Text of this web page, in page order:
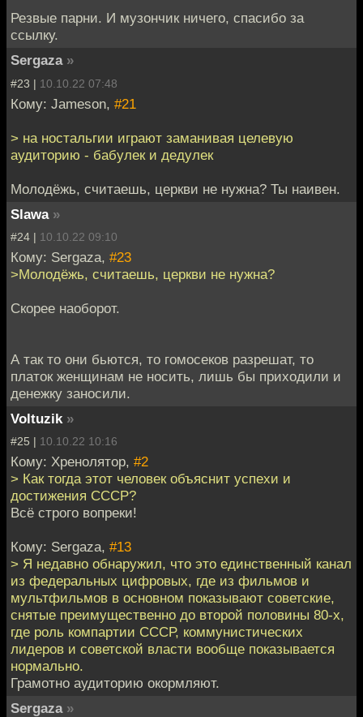
Резвые парни. И музончик ничего, спасибо за
ссылку.
Sergaza »
#23 | 10.10.22 07:48
Кому: Jameson, #21
> на ностальгии играют заманивая целевую
аудиторию - бабулек и дедулек
Молодёжь, считаешь, церкви не нужна? Ты наивен.
Slawa »
#24 | 10.10.22 09:10
Кому: Sergaza, #23
>Молодёжь, считаешь, церкви не нужна?
Скорее наоборот.
А так то они бьются, то гомосеков разрешат, то
платок женщинам не носить, лишь бы приходили и
денежку заносили.
Voltuzik »
#25 | 10.10.22 10:16
Кому: Хренолятор, #2
> Как тогда этот человек объяснит успехи и
достижения СССР?
Всё строго вопреки!
Кому: Sergaza, #13
> Я недавно обнаружил, что это единственный канал
из федеральных цифровых, где из фильмов и
мультфильмов в основном показывают советские,
снятые преимущественно до второй половины 80-х,
где роль компартии СССР, коммунистических
лидеров и советской власти вообще показывается
нормально.
Грамотно аудиторию окормляют.
Sergaza »